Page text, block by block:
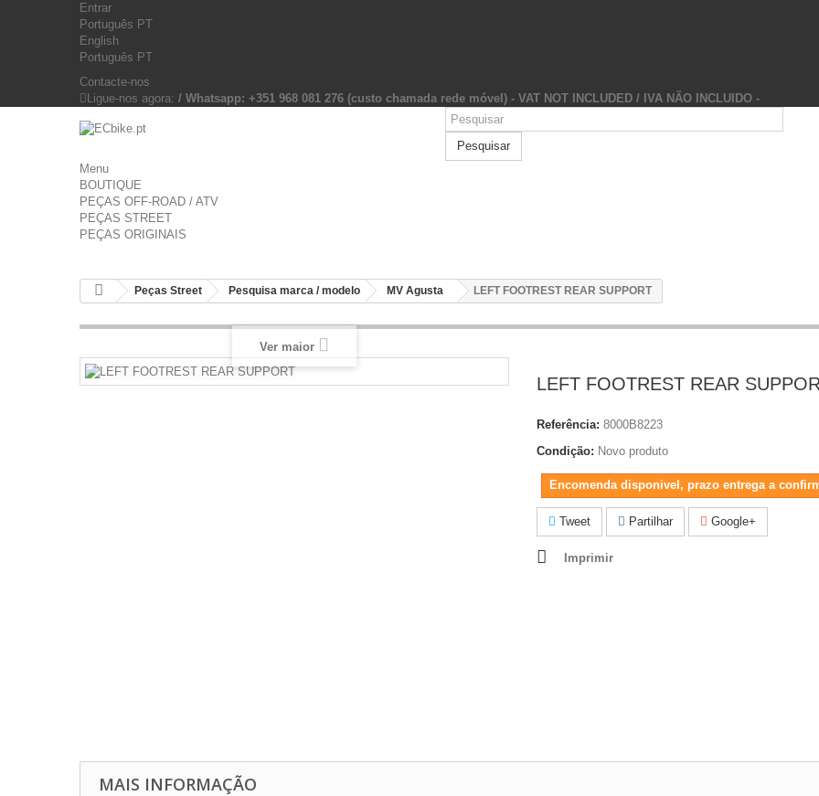
Entrar
Português PT
English
Português PT
Contacte-nos
Ligue-nos agora: / Whatsapp: +351 968 081 276 (custo chamada rede móvel) - VAT NOT INCLUDED / IVA NÃO INCLUIDO -
Pesquisar
Menu
BOUTIQUE
PEÇAS OFF-ROAD / ATV
PEÇAS STREET
PEÇAS ORIGINAIS
Peças Street Pesquisa marca / modelo MV Agusta LEFT FOOTREST REAR SUPPORT
Ver maior
LEFT FOOTREST REAR
Referência: 8000B8223
Condição: Novo produto
Encomenda disponivel, prazo entrega a
Tweet Partilhar Google+
Imprimir
MAIS INFORMAÇÃO